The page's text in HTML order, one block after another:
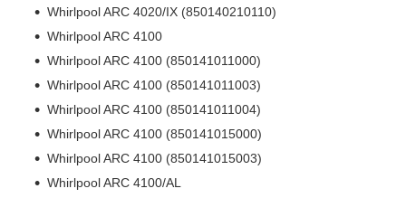
Whirlpool ARC 4020/IX (850140210110)
Whirlpool ARC 4100
Whirlpool ARC 4100 (850141011000)
Whirlpool ARC 4100 (850141011003)
Whirlpool ARC 4100 (850141011004)
Whirlpool ARC 4100 (850141015000)
Whirlpool ARC 4100 (850141015003)
Whirlpool ARC 4100/AL